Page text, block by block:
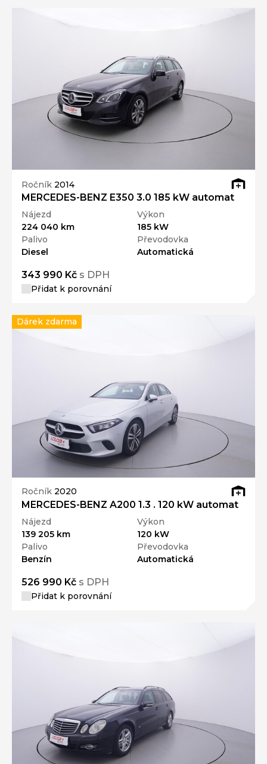
Ročník 2014
MERCEDES-BENZ E350 3.0 185 kW automat
Nájezd
224 040 km
Výkon
185 kW
Palivo
Diesel
Převodovka
Automatická
343 990 Kč s DPH
Přidat k porovnání
Ročník 2020
MERCEDES-BENZ A200 1.3 . 120 kW automat
Nájezd
139 205 km
Výkon
120 kW
Palivo
Benzín
Převodovka
Automatická
526 990 Kč s DPH
Přidat k porovnání
Dárek zdarma